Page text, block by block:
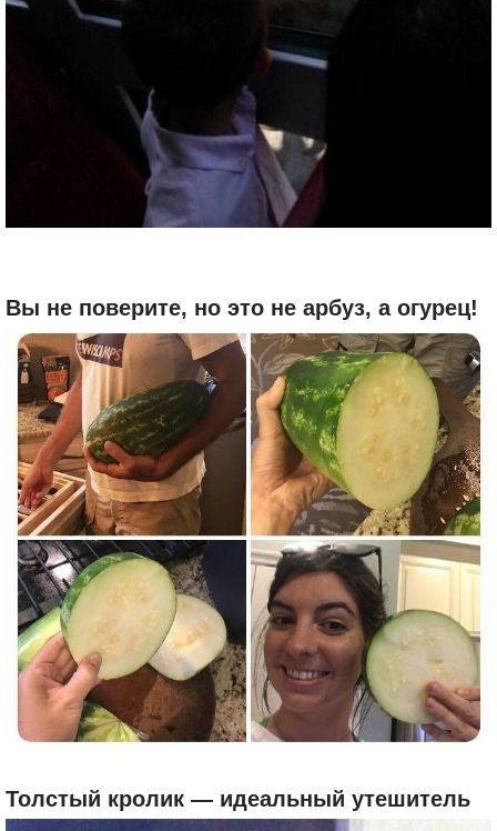
Вы не поверите, но это не арбуз, а огурец!
Толстый кролик — идеальный утешитель